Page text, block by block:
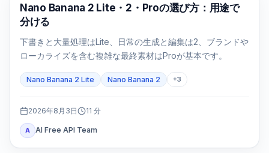
AI画像モデル
Nano Banana 2 Lite・2・Proの選び方：用途で
分ける
下書きと大量処理はLite、日常の生成と編集は2、ブランドや
ローカライズを含む複雑な最終素材はProが基本です。
Nano Banana 2 Lite Nano Banana 2 +3
2026年8月3日 11 分
A AI Free API Team